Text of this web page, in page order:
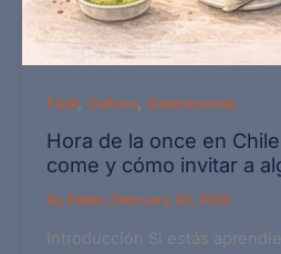
Fácil, Cultura, Gastronomía
Hora de la once en
come y cómo invitar a
By Pablo / February 20, 2026
Introducción Si estás